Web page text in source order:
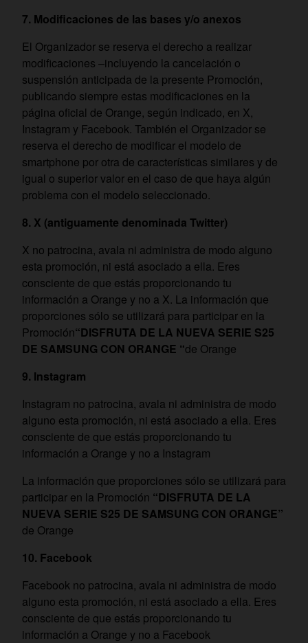
7. Modificaciones de las bases y/o anexos
El Organizador se reserva el derecho a realizar
modificaciones –incluyendo la cancelación o
suspensión anticipada de la presente Promoción,
publicando siempre estas modificaciones en la
página oficial de Orange, según indicado, en X,
Instagram y Facebook. También el Organizador se
reserva el derecho de modificar el modelo de
smartphone por otra de características similares y de
igual o superior valor en el caso de que haya algún
problema con el modelo seleccionado.
8. X (antiguamente denominada Twitter)
X no patrocina, avala ni administra de modo alguno
esta promoción, ni está asociado a ella. Eres
consciente de que estás proporcionando tu
información a Orange y no a X. La información que
proporciones sólo se utilizará para participar en la
Promoción“DISFRUTA DE LA NUEVA SERIE S25
DE SAMSUNG CON ORANGE “de Orange
9. Instagram
Instagram no patrocina, avala ni administra de modo
alguno esta promoción, ni está asociado a ella. Eres
consciente de que estás proporcionando tu
información a Orange y no a Instagram
La información que proporciones sólo se utilizará para
participar en la Promoción “DISFRUTA DE LA
NUEVA SERIE S25 DE SAMSUNG CON ORANGE”
de Orange
10. Facebook
Facebook no patrocina, avala ni administra de modo
alguno esta promoción, ni está asociado a ella. Eres
consciente de que estás proporcionando tu
información a Orange y no a Facebook